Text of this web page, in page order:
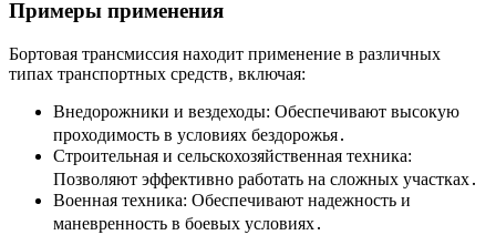
Примеры применения
Бортовая трансмиссия находит применение в различных
типах транспортных средств‚ включая:
Внедорожники и вездеходы: Обеспечивают высокую
проходимость в условиях бездорожья․
Строительная и сельскохозяйственная техника:
Позволяют эффективно работать на сложных участках․
Военная техника: Обеспечивают надежность и
маневренность в боевых условиях․